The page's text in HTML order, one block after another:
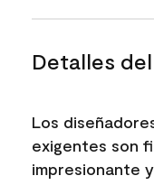
Detalles
Los
exigentes son
impresionante